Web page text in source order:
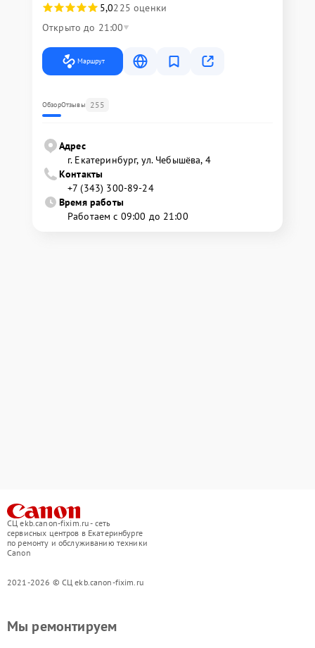
5,0225 оценки
Открыто до 21:00
Маршрут
ОбзорОтзывы 255
Адрес
г. Екатеринбург, ул. Чебышёва, 4
Контакты
+7 (343) 300-89-24
Время работы
Работаем с 09:00 до 21:00
СЦ ekb.canon-fixim.ru - сеть
сервисных центров в Екатеринбурге
по ремонту и обслуживанию техники
Canon
2021-2026 © СЦ ekb.canon-fixim.ru
Мы ремонтируем